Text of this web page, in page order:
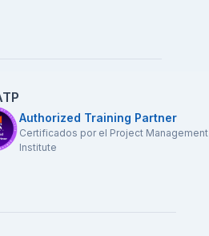
Authorized Training Partner
Certificados por el Project Management
Institute